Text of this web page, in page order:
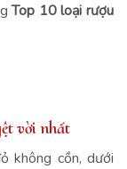
Top 10 loại rượu
vời nhất
không cồn, dưới